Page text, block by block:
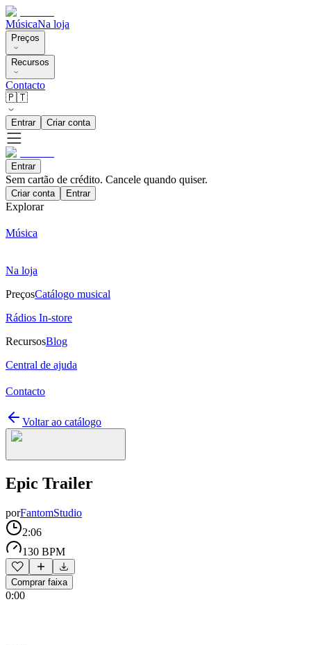
MúsicaNa loja
Preços
Recursos
Contacto
🇵🇹
Entrar Criar conta
Entrar
Sem cartão de crédito. Cancele quando quiser.
Criar conta Entrar
Explorar
Música
Na loja
PreçosCatálogo musical
Rádios In-store
RecursosBlog
Central de ajuda
Contacto
Voltar ao catálogo
Epic Trailer
porFantomStudio
2:06
130 BPM
Comprar faixa
0:00